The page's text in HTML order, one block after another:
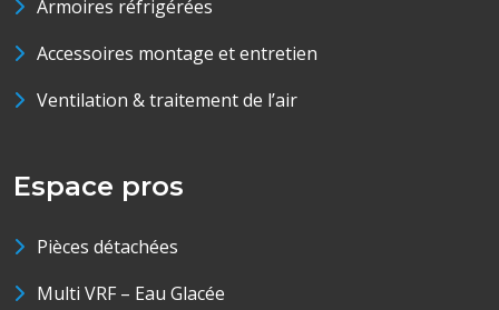
Armoires réfrigérées
Accessoires montage et entretien
Ventilation & traitement de l’air
Espace pros
Pièces détachées
Multi VRF – Eau Glacée